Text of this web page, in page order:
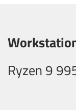
Ryzen 9